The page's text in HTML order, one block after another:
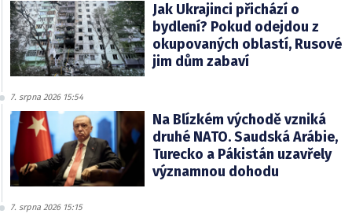
Jak Ukrajinci přichází o
bydlení? Pokud odejdou z
okupovaných oblastí, Rusové
jim dům zabaví
7. srpna 2026 15:54
Na Blízkém východě vzniká
druhé NATO. Saudská Arábie,
Turecko a Pákistán uzavřely
významnou dohodu
7. srpna 2026 15:15